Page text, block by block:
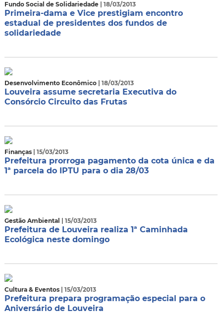
Fundo Social de Solidariedade | 18/03/2013
Primeira-dama e Vice prestigiam encontro
estadual de presidentes dos fundos de
solidariedade
Desenvolvimento Econômico | 18/03/2013
Louveira assume secretaria Executiva do
Consórcio Circuito das Frutas
Finanças | 15/03/2013
Prefeitura prorroga pagamento da cota única e da
1ª parcela do IPTU para o dia 28/03
Gestão Ambiental | 15/03/2013
Prefeitura de Louveira realiza 1ª Caminhada
Ecológica neste domingo
Cultura & Eventos | 15/03/2013
Prefeitura prepara programação especial para o
Aniversário de Louveira